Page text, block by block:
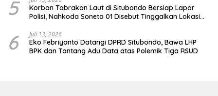
5
Korban Tabrakan Laut di Situbondo Bersiap Lapor
Polisi, Nahkoda Soneta 01 Disebut Tinggalkan Lokasi
6 Juli 13, 2026
Eko Febriyanto Datangi DPRD Situbondo, Bawa LHP
BPK dan Tantang Adu Data atas Polemik Tiga RSUD